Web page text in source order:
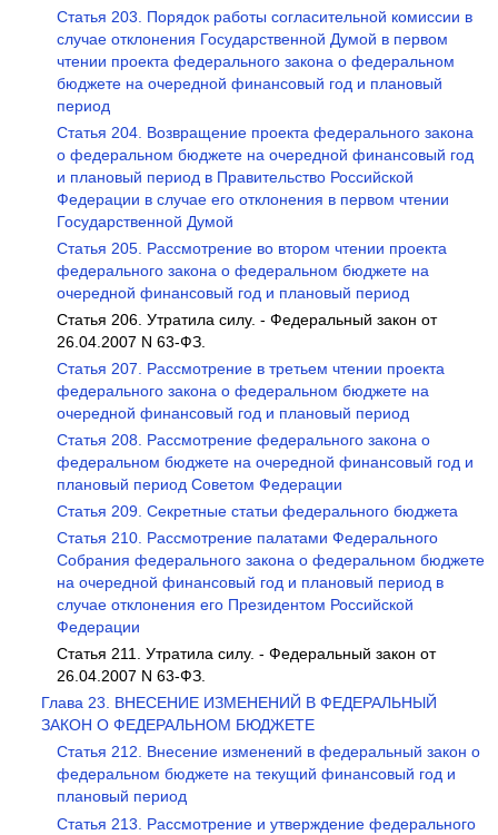
Статья 203. Порядок работы согласительной комиссии в
случае отклонения Государственной Думой в первом
чтении проекта федерального закона о федеральном
бюджете на очередной финансовый год и плановый
период
Статья 204. Возвращение проекта федерального закона
о федеральном бюджете на очередной финансовый год
и плановый период в Правительство Российской
Федерации в случае его отклонения в первом чтении
Государственной Думой
Статья 205. Рассмотрение во втором чтении проекта
федерального закона о федеральном бюджете на
очередной финансовый год и плановый период
Статья 206. Утратила силу. - Федеральный закон от
26.04.2007 N 63-ФЗ.
Статья 207. Рассмотрение в третьем чтении проекта
федерального закона о федеральном бюджете на
очередной финансовый год и плановый период
Статья 208. Рассмотрение федерального закона о
федеральном бюджете на очередной финансовый год и
плановый период Советом Федерации
Статья 209. Секретные статьи федерального бюджета
Статья 210. Рассмотрение палатами Федерального
Собрания федерального закона о федеральном бюджете
на очередной финансовый год и плановый период в
случае отклонения его Президентом Российской
Федерации
Статья 211. Утратила силу. - Федеральный закон от
26.04.2007 N 63-ФЗ.
Глава 23. ВНЕСЕНИЕ ИЗМЕНЕНИЙ В ФЕДЕРАЛЬНЫЙ
ЗАКОН О ФЕДЕРАЛЬНОМ БЮДЖЕТЕ
Статья 212. Внесение изменений в федеральный закон о
федеральном бюджете на текущий финансовый год и
плановый период
Статья 213. Рассмотрение и утверждение федерального